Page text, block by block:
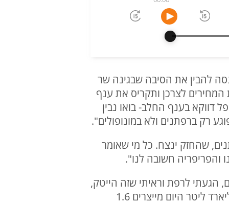
להבין את הסיבה שבגינה שר
המחירים לצרכן ותקריס את ענף
דווקא בענף החלב- בואו נבין
רק ברפתנים ולא במונופולים".
שהחזק ינצח. כל מי שאומר
והפריפריה חשובה לנו".
הגעתי לרפת וראיתי שזה הייטק,
טכנולוגיה, דאטא בייס. לפני עשרים שנה היו 1500 רפתות היום יש 600 רפתות, אז יצרו 1 מיליארד ליטר היום מייצרים 1.6